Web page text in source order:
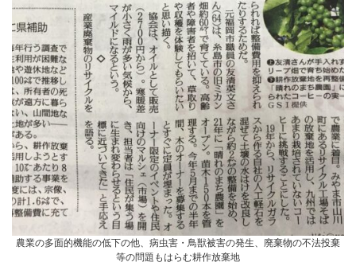
農業の多面的機能の低下の他、病虫害・鳥獣被害の発生、廃棄物の不法投棄
等の問題もはらむ耕作放棄地